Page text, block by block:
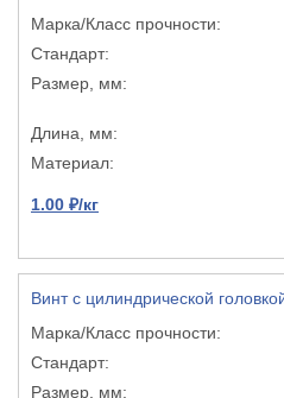
1.00 ₽/кг
Винт с цилиндрической